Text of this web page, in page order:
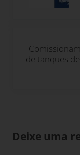
de tanques
Deixe uma